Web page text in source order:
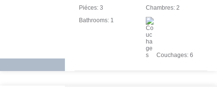
Piéces: 3 Chambres: 2
Bathrooms: 1
Couchages: 6